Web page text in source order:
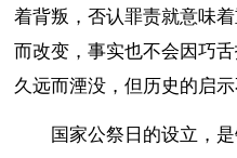
着背叛，否认罪责就意味
而改变，事实也不会因巧
久远而湮没，但历史的启示
国家公祭日的设立，